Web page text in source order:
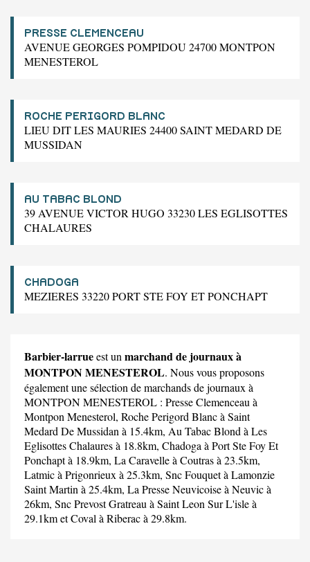
PRESSE CLEMENCEAU
AVENUE GEORGES POMPIDOU 24700 MONTPON
MENESTEROL
ROCHE PERIGORD BLANC
LIEU DIT LES MAURIES 24400 SAINT MEDARD DE
MUSSIDAN
AU TABAC BLOND
39 AVENUE VICTOR HUGO 33230 LES EGLISOTTES
CHALAURES
CHADOGA
MEZIERES 33220 PORT STE FOY ET PONCHAPT
Barbier-larrueest un marchand de journaux à
MONTPON MENESTEROL. Nous vous proposons
également une sélection de marchands de journaux à
MONTPON MENESTEROL : Presse Clemenceau à
Montpon Menesterol, Roche Perigord Blancà Saint
Medard De Mussidan à 15.4km, Au Tabac Blond à Les
Eglisottes Chalaures à 18.8km, Chadoga à Port Ste Foy Et
Ponchapt à 18.9km, La Caravelleà Coutras à 23.5km,
Latmicà Prigonrieux à 25.3km, Snc Fouquetà Lamonzie
Saint Martin à 25.4km, La Presse Neuvicoiseà Neuvic à
26km, Snc Prevost Gratreau à Saint Leon Sur L'isle à
29.1km etCoval à Riberac à 29.8km.